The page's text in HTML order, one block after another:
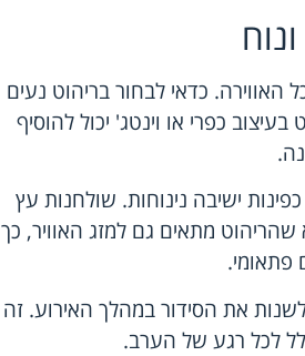
כדאי לבחור בריהוט נעים
כפרי או וינטג' יכול להוסיף
ישיבה נינוחות. שולחנות עץ
שהריהוט מתאים גם למזג האוויר, כך
לשנות את הסידור במהלך האירוע. זה
לכל רגע של הערב.